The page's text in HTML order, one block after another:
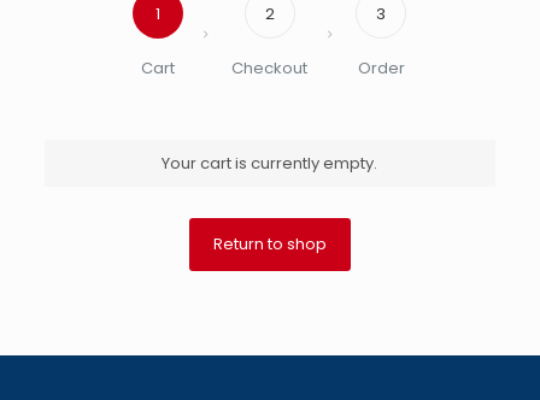
1
Cart
2
Checkout
3
Order
Your cart is currently empty.
Return to shop